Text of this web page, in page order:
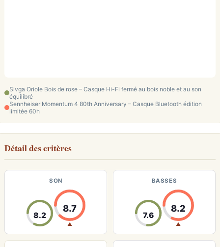
Sivga Oriole Bois de rose – Casque Hi-Fi fermé au bois noble et au son
équilibré
Sennheiser Momentum 4 80th Anniversary – Casque Bluetooth édition
limitée 60h
Détail des critères
SON
8.2
8.7
▲
BASSES
7.6
8.2
▲